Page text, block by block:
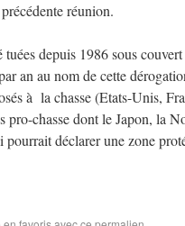
réunion.
depuis 1986 sous couvert
an au nom de cette
à la chasse (Etats-Unis,
chasse dont le Japon, la
déclarer une zone